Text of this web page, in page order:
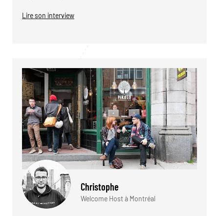
Lire son interview
Christophe
Welcome Host à Montréal